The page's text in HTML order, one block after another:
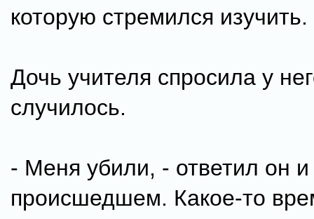
которую стремился изучить.
Дочь учителя спросила у
случилось.
- Меня убили, - ответил он и
происшедшем. Какое-то